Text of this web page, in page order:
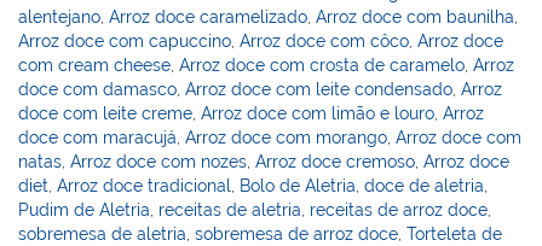
k
l
alentejano,Arroz doce caramelizado,Arroz doce com baunilha,
Arroz doce com capuccino,Arroz doce com côco,Arroz doce
com cream cheese,Arroz doce com crosta de caramelo,Arroz
doce com damasco,Arroz doce com leite condensado,Arroz
doce com leite creme,Arroz doce com limão e louro,Arroz
doce com maracujá,Arroz doce com morango,Arroz doce com
natas,Arroz doce com nozes,Arroz doce cremoso,Arroz doce
diet,Arroz doce tradicional, Bolo de Aletria,doce de aletria,
Pudim de Aletria, receitas de aletria, receitas de arroz doce,
sobremesa de aletria,sobremesa de arroz doce,Torteleta de